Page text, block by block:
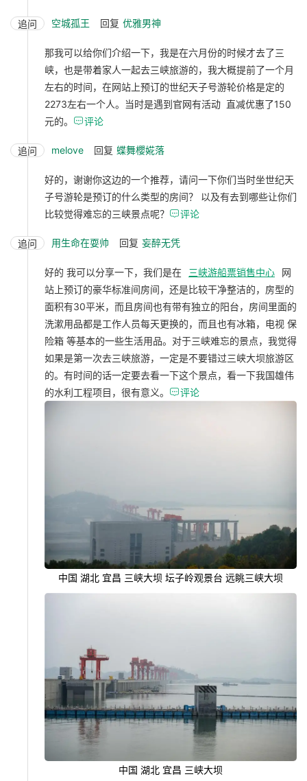
追问 空城孤王 回复 优雅男神
那我可以给你们介绍一下，我是在六月份的时候才去了三
峡，也是带着家人一起去三峡旅游的，我大概提前了一个月
左右的时间，在网站上预订的世纪天子号游轮价格是定的
2273左右一个人。当时是遇到官网有活动 直减优惠了150
元的。 评论
追问 melove 回复 蝶舞櫻婲落
好的，谢谢你这边的一个推荐，请问一下你们当时坐世纪天
子号游轮是预订的什么类型的房间？ 以及有去到哪些让你们
比较觉得难忘的三峡景点呢？ 评论
追问 用生命在耍帅 回复 妄醉无凭
好的 我可以分享一下，我们是在 三峡游船票销售中心
网
站上预订的豪华标准间房间，还是比较干净整洁的，房型的
面积有30平米，而且房间也有带有独立的阳台，房间里面的
洗漱用品都是工作人员每天更换的，而且也有冰箱，电视 保
险箱 等基本的一些生活用品。对于三峡难忘的景点，我觉得
如果是第一次去三峡旅游，一定是不要错过三峡大坝旅游区
的。有时间的话一定要去看一下这个景点，看一下我国雄伟
的水利工程项目，很有意义。 评论
中国 湖北 宜昌 三峡大坝 坛子岭观景台 远眺三峡大坝
中国 湖北 宜昌 三峡大坝